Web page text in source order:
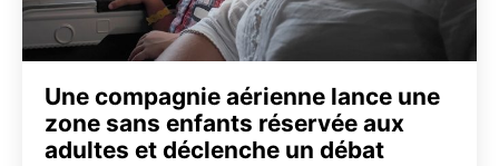
Une compagnie aérienne lance une
zone sans enfants réservée aux
adultes et déclenche un débat